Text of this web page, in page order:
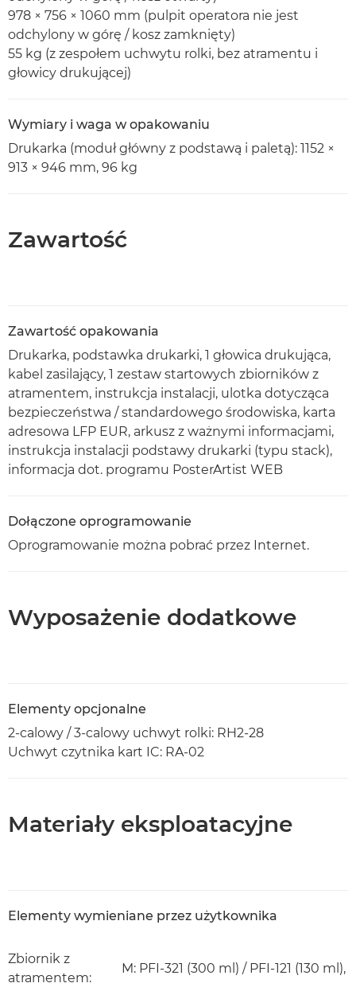
978 × 756 × 1060 mm (pulpit operatora nie jest
odchylony w górę / kosz zamknięty)
55 kg (z zespołem uchwytu rolki, bez atramentu i
głowicy drukującej)
Wymiary i waga w opakowaniu
Drukarka (moduł główny z podstawą i paletą): 1152 ×
913 × 946 mm, 96 kg
Zawartość
Zawartość opakowania
Drukarka, podstawka drukarki, 1 głowica drukująca,
kabel zasilający, 1 zestaw startowych zbiorników z
atramentem, instrukcja instalacji, ulotka dotycząca
bezpieczeństwa / standardowego środowiska, karta
adresowa LFP EUR, arkusz z ważnymi informacjami,
instrukcja instalacji podstawy drukarki (typu stack),
informacja dot. programu PosterArtist WEB
Dołączone oprogramowanie
Oprogramowanie można pobrać przez Internet.
Wyposażenie dodatkowe
Elementy opcjonalne
2-calowy / 3-calowy uchwyt rolki: RH2-28
Uchwyt czytnika kart IC: RA-02
Materiały eksploatacyjne
Elementy wymieniane przez użytkownika
Zbiornik z
atramentem:
M: PFI-321 (300 ml) / PFI-121 (130 ml),